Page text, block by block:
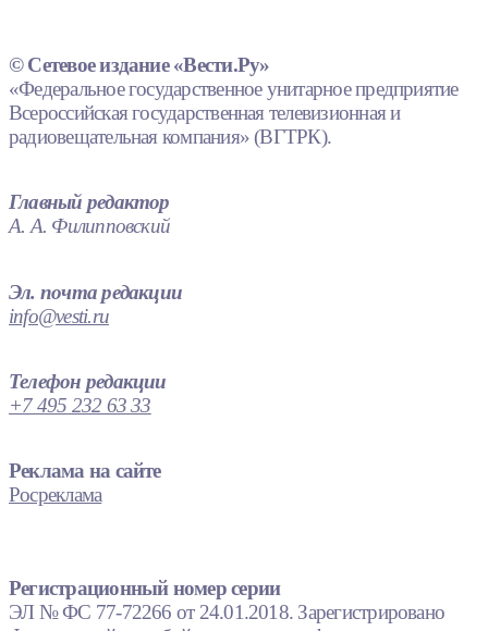
© Сетевое издание «Вести.Ру»
«Федеральное государственное унитарное предприятие
Всероссийская государственная телевизионная и
радиовещательная компания» (ВГТРК).
Главный редактор
А. А. Филипповский
Эл. почта редакции
info@vesti.ru
Телефон редакции
+7 495 232 63 33
Реклама на сайте
Росреклама
Регистрационный номер серии
ЭЛ № ФС 77-72266 от 24.01.2018. Зарегистрировано